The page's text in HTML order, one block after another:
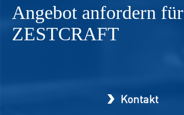
Angebot anfordern für
ZESTCRAFT
Kontakt